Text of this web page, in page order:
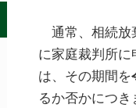
通常、相続放
に家庭裁判所
は、その期間を
るか否かにつき